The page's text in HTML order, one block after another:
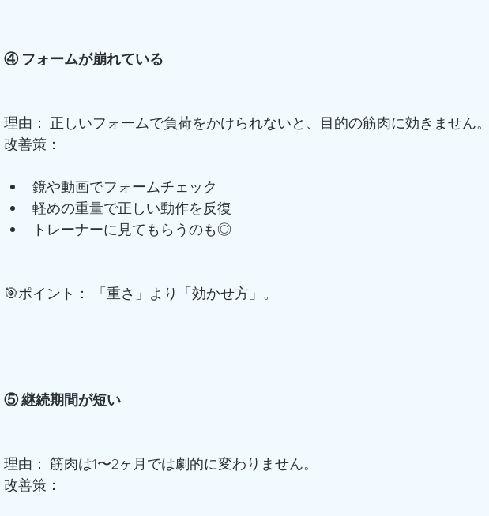
④ フォームが崩れている
理由： 正しいフォームで負荷をかけられないと、目的の筋肉に効きません
改善策：
鏡や動画でフォームチェック
軽めの重量で正しい動作を反復
トレーナーに見てもらうのも◎
🎯ポイント： 「重さ」より「効かせ方」。
⑤ 継続期間が短い
理由： 筋肉は1〜2ヶ月では劇的に変わりません。
改善策：